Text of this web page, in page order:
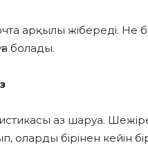
арқылы жібереді. Не
болады.
аз шаруа. Шежіре
бірінен кейін